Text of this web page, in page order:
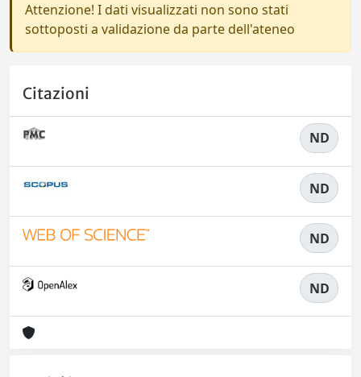
Attenzione! I dati visualizzati non sono stati
sottoposti a validazione da parte dell'ateneo
Citazioni
ND
ND
ND
ND